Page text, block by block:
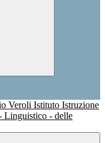
Istituto Istruzione
Linguistico - delle